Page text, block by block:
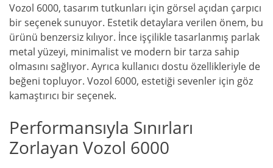
Vozol 6000, tasarım tutkunları için görsel açıdan çarpıcı
bir seçenek sunuyor. Estetik detaylara verilen önem, bu
ürünü benzersiz kılıyor. İnce işçilikle tasarlanmış parlak
metal yüzeyi, minimalist ve modern bir tarza sahip
olmasını sağlıyor. Ayrıca kullanıcı dostu özellikleriyle de
beğeni topluyor. Vozol 6000, estetiği sevenler için göz
kamaştırıcı bir seçenek.
Performansıyla Sınırları
Zorlayan Vozol 6000